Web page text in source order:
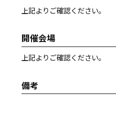
上記よりご確認ください。
開催会場
上記よりご確認ください。
備考